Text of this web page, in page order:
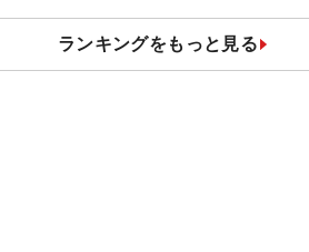
ランキングをもっと見る